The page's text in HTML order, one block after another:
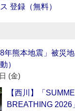
登録（無料）
年熊本地震」被災
）
(金)
【西川】「
BREATHING 2026